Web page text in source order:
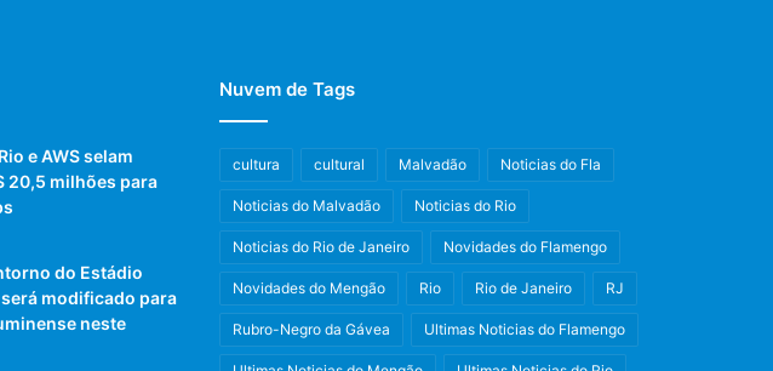
e AWS selam
20,5 milhões para
do Estádio
modificado para
neste
Nuvem de Tags
cultura cultural Malvadão Noticias do Fla
Noticias do Malvadão Noticias do Rio
Noticias do Rio de Janeiro Novidades do Flamengo
Novidades do Mengão Rio Rio de Janeiro RJ
Rubro-Negro da Gávea Ultimas Noticias do Flamengo